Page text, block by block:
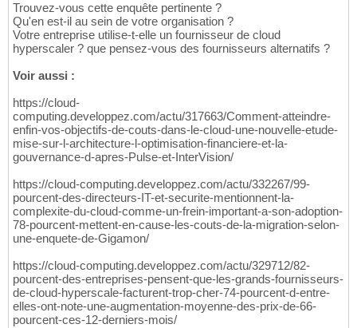
Trouvez-vous cette enquête pertinente ?
Qu'en est-il au sein de votre organisation ?
Votre entreprise utilise-t-elle un fournisseur de cloud
hyperscaler ? que pensez-vous des fournisseurs alternatifs ?
Voir aussi :
https://cloud-
computing.developpez.com/actu/317663/Comment-atteindre-
enfin-vos-objectifs-de-couts-dans-le-cloud-une-nouvelle-etude-
mise-sur-l-architecture-l-optimisation-financiere-et-la-
gouvernance-d-apres-Pulse-et-InterVision/
https://cloud-computing.developpez.com/actu/332267/99-
pourcent-des-directeurs-IT-et-securite-mentionnent-la-
complexite-du-cloud-comme-un-frein-important-a-son-adoption-
78-pourcent-mettent-en-cause-les-couts-de-la-migration-selon-
une-enquete-de-Gigamon/
https://cloud-computing.developpez.com/actu/329712/82-
pourcent-des-entreprises-pensent-que-les-grands-fournisseurs-
de-cloud-hyperscale-facturent-trop-cher-74-pourcent-d-entre-
elles-ont-note-une-augmentation-moyenne-des-prix-de-66-
pourcent-ces-12-derniers-mois/